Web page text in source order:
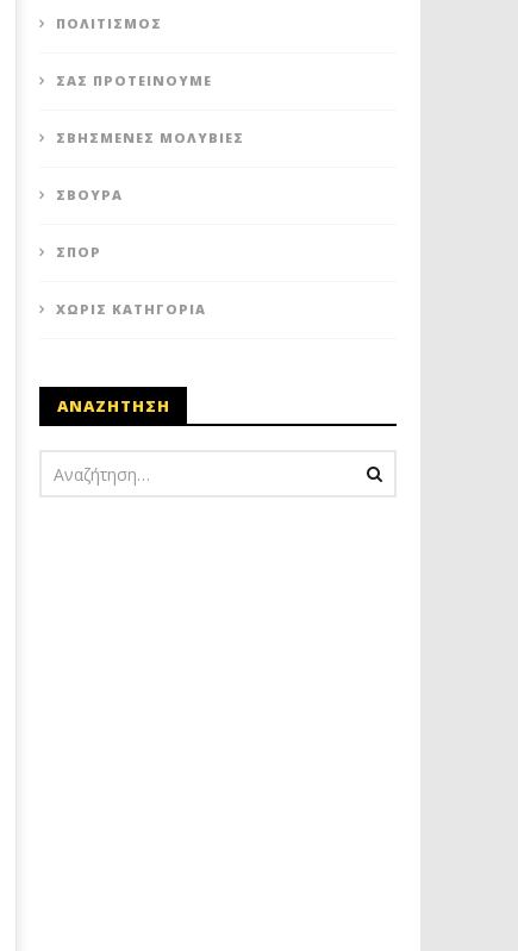
Σεπτεμβρίου
Petroupolis
ΠΟΛΙΤΙΣΜΌΣ
ΣΑΣ ΠΡΟΤΕΊΝΟΥΜΕ
ΣΒΗΣΜΈΝΕΣ ΜΟΛΥΒΙΈΣ
ΣΒΟΎΡΑ
ΣΠΟΡ
ΧΩΡΊΣ ΚΑΤΗΓΟΡΊΑ
ΑΝΑΖΗΤΗΣΗ